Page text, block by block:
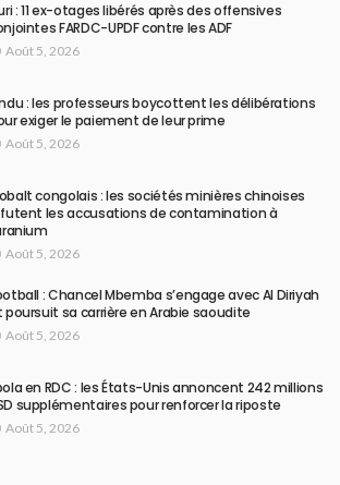
: 11 ex-otages libérés après des offensives
FARDC-UPDF contre les ADF
Août 5, 2026
: les professeurs boycottent les délibérations
exiger le paiement de leur prime
Août 5, 2026
congolais : les sociétés minières chinoises
les accusations de contamination à
Août 5, 2026
: Chancel Mbemba s’engage avec Al Diriyah
poursuit sa carrière en Arabie saoudite
Août 5, 2026
en RDC : les États-Unis annoncent 242 millions
supplémentaires pour renforcer la riposte
Août 5, 2026